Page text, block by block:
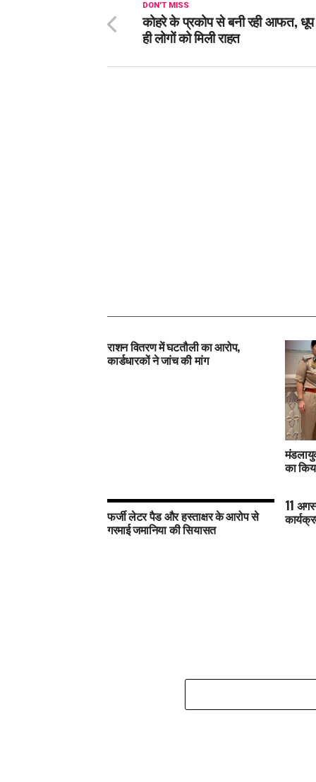
DON'T MISS
कोहरे के प्रकोप से बनी रही आफत,
ही लोगों को मिली राहत
राशन वितरण में घटतौली का आरोप,
कार्डधारकों ने जांच की मांग
का
फर्जी लेटर पैड और हस्ताक्षर के आरोप से
गरमाई जमानिया की सियासत
11